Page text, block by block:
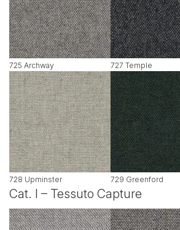
725 Archway 727 Temple
728 Upminster 729 Greenford
Cat. I – Tessuto Capture